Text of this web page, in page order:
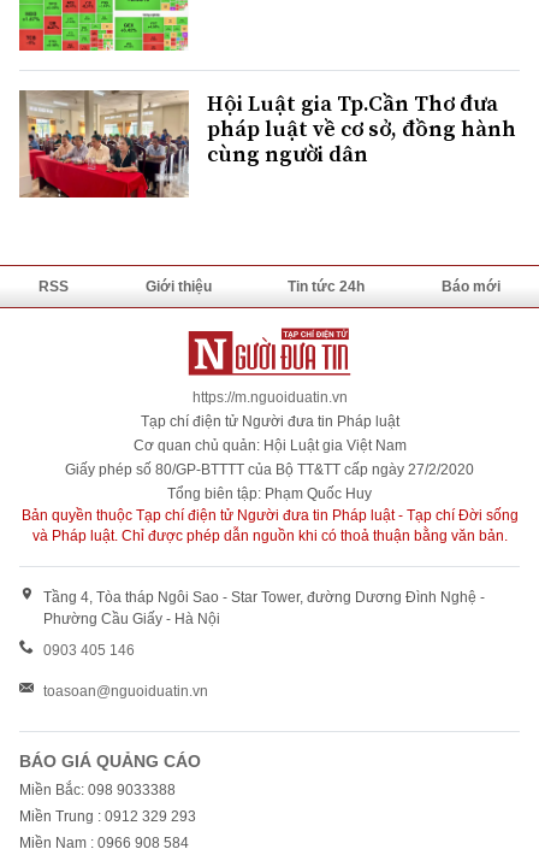
Hội Luật gia Tp.Cần Thơ đưa
pháp luật về cơ sở, đồng hành
cùng người dân
RSS Giới thiệu Tin tức 24h Báo mới
https://m.nguoiduatin.vn
Tạp chí điện tử Người đưa tin Pháp luật
Cơ quan chủ quản: Hội Luật gia Việt Nam
Giấy phép số 80/GP-BTTTT của Bộ TT&TT cấp ngày 27/2/2020
Tổng biên tập: Phạm Quốc Huy
Bản quyền thuộc Tạp chí điện tử Người đưa tin Pháp luật - Tạp chí Đời sống
và Pháp luật. Chỉ được phép dẫn nguồn khi có thoả thuận bằng văn bản.
Tầng 4, Tòa tháp Ngôi Sao - Star Tower, đường Dương Đình Nghệ -
Phường Cầu Giấy - Hà Nội
0903 405 146
toasoan@nguoiduatin.vn
BÁO GIÁ QUẢNG CÁO
Miền Bắc: 098 9033388
Miền Trung : 0912 329 293
Miền Nam : 0966 908 584